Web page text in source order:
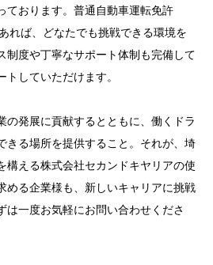
ております。普通自動車運転免許
れば、どなたでも挑戦できる環境を
制度や丁寧なサポート体制も完備して
していただけます。
の発展に貢献するとともに、働くドラ
きる場所を提供すること。それが、埼
構える株式会社セカンドキヤリアの使
める企業様も、新しいキャリアに挑戦
は一度お気軽にお問い合わせくださ